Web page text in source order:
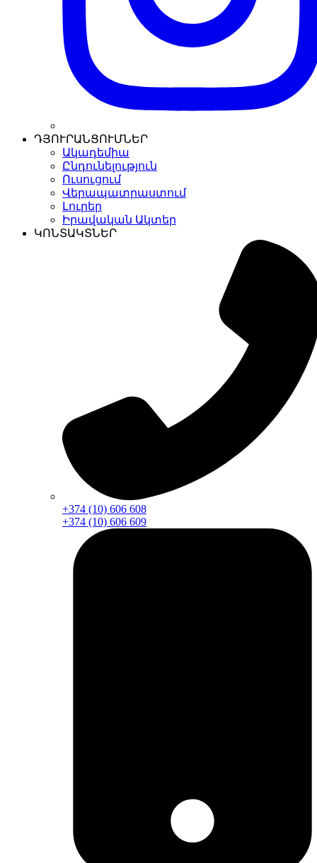
ԴՅՈՒՐԱՆՑՈՒՄՆԵՐ
Ակադեմիա
Ընդունելություն
Ուսուցում
Վերապատրաստում
Լուրեր
Իրավական Ակտեր
ԿՈՆՏԱԿՏՆԵՐ
+374 (10) 606 608
+374 (10) 606 609